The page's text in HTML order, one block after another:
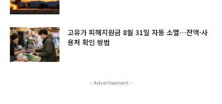
고유가 피해지원금 8월 31일 자동 소멸…잔액·사
용처 확인 방법
- Advertisement -